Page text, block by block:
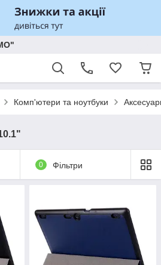
Комп'ютери та ноутбуки
0 Фільтри